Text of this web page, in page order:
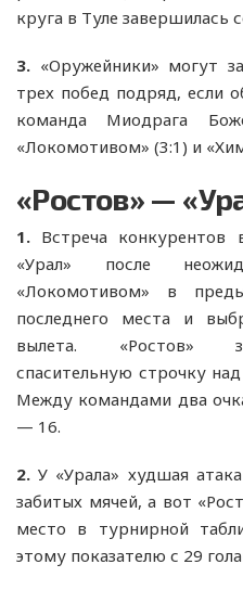
круга в Туле завершилась
3. «Оружейники» могут
трех побед подряд, если
команда Миодрага
«Локомотивом» (3:1) и
«Ростов» —
1. Встреча конкурентов
«Урал» после
«Локомотивом» в
последнего места и
вылета. «Ростов»
спасительную строчку
Между командами два
— 16.
2.У «Урала» худшая
забитых мячей, а вот
место в турнирной
этому показателю с 29